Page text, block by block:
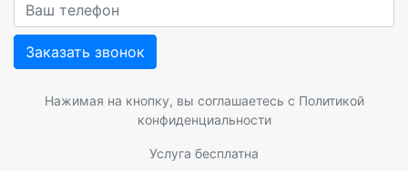
Заказать звонок
Нажимая на кнопку, вы соглашаетесь с Политикой
конфиденциальности
Услуга бесплатна